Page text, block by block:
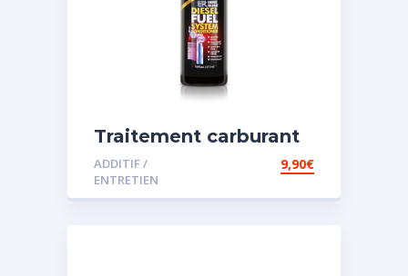
Traitement carburant
spécial diesel
ADDITIF /
ENTRETIEN
9,90€